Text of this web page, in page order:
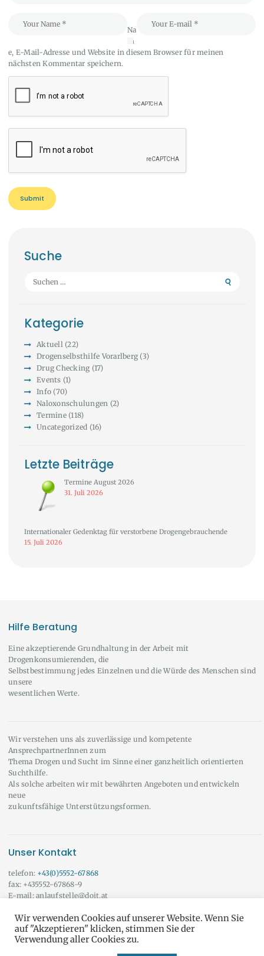
Na
m
e, E-Mail-Adresse und Website in diesem Browser für meinen
nächsten Kommentar speichern.
Suche
Suchen
Kategorie
Aktuell (22)
Drogenselbsthilfe Vorarlberg (3)
Drug Checking (17)
Events (1)
Info (70)
Naloxonschulungen (2)
Termine(118)
Uncategorized (16)
Letzte Beiträge
Termine August 2026
31. Juli 2026
Internationaler Gedenktag für verstorbene Drogengebrauchende
15. Juli 2026
Hilfe Beratung
Eine akzeptierende Grundhaltung in der Arbeit mit
Drogenkonsumierenden, die
Selbstbestimmung jedes Einzelnen und die Würde des Menschen sind
unsere
wesentlichen Werte.
Wir verstehen uns als zuverlässige und kompetente
AnsprechpartnerInnen zum
Thema Drogen und Sucht im Sinne einer ganzheitlich orientierten
Suchthilfe.
Als solche arbeiten wir mit bewährten Angeboten und entwickeln
neue
zukunftsfähige Unterstützungsformen.
Unser Kontakt
telefon: +43(0)5552-67868
fax: +435552-67868-9
E-mail: anlaufstelle@doit.at
Wir beraten Sie auch gerne außerhalb der angeführten Öffnungszeiten!
Vereinbaren Sie doch einfach einen Termin mit uns.Onlineberatung
Wir verwenden Cookies auf unserer Website. Wenn Sie
auf "Akzeptieren" klicken, stimmen Sie der
Verwendung aller Cookies zu.